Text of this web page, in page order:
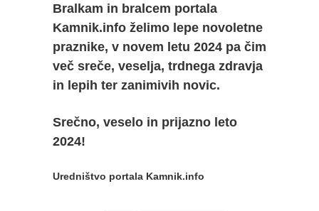
Bralkam in bralcem portala
Kamnik.info želimo lepe novoletne
praznike, v novem letu 2024 pa čim
več sreče, veselja, trdnega zdravja
in lepih ter zanimivih novic.
Srečno, veselo in prijazno leto
2024!
Uredništvo portala Kamnik.info